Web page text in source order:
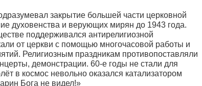
закрытие большей части церковной
духовенства и верующих мирян до 1943 года.
поддерживался антирелигиозной
от церкви с помощью многочасовой работы и
Религиозным праздникам противопоставляли
демонстрации. 60-е годы не стали для
в космос невольно оказался катализатором
Бога не видел!»